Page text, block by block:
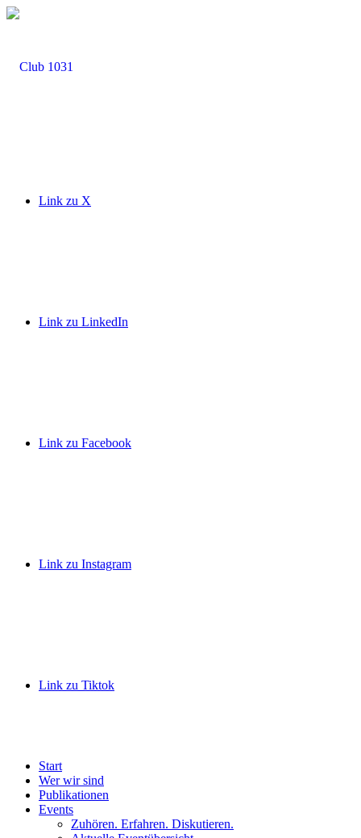
Link zu X
Link zu LinkedIn
Link zu Facebook
Link zu Instagram
Link zu Tiktok
Start
Wer wir sind
Publikationen
Events
Zuhören. Erfahren. Diskutieren.